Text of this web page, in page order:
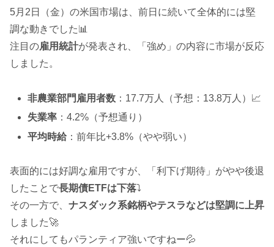
5月2日（金）の米国市場は、前日に続いて全体的には堅
調な動きでした📊
注目の雇用統計が発表され、「強め」の内容に市場が反応
しました。
非農業部門雇用者数 ：17.7万人（予想：13.8万人）📈
失業率 ：4.2%（予想通り）
平均時給 ：前年比+3.8%（やや弱い）
表面的には好調な雇用ですが、「利下げ期待」がやや後退
したことで長期債ETFは下落⤵️
その一方で、 ナスダック系銘柄やテスラなどは堅調に上昇
しました🚀
それにしてもパランティア強いですねー💦